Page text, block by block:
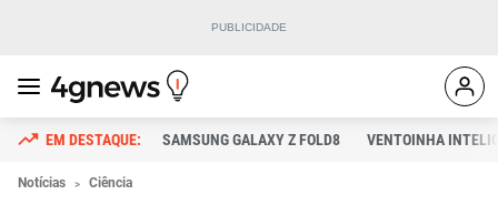
SAMSUNG GALAXY Z FOLD8 VENTOINHA
Notícias Ciência